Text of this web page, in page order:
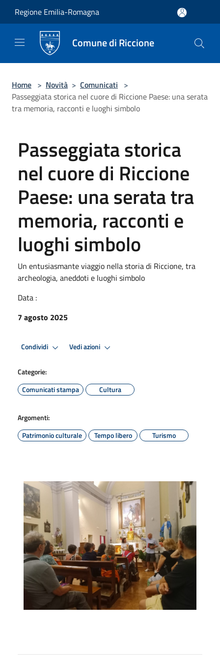
Regione Emilia-Romagna
Comune di Riccione
Home > Novità > Comunicati >
Passeggiata storica nel cuore di Riccione Paese: una serata
tra memoria, racconti e luoghi simbolo
Passeggiata storica
nel cuore di Riccione
Paese: una serata tra
memoria, racconti e
luoghi simbolo
Un entusiasmante viaggio nella storia di Riccione, tra
archeologia, aneddoti e luoghi simbolo
Data :
7 agosto 2025
Condividi Vedi azioni
Categorie:
Comunicati stampa
Cultura
Argomenti:
Patrimonio culturale
Tempo libero Turismo